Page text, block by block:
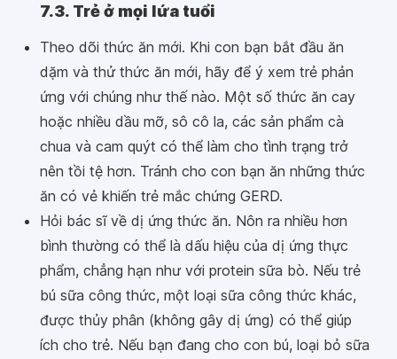
7.3. Trẻ ở mọi lứa tuổi
Theo dõi thức ăn mới. Khi con bạn bắt đầu ăn
dặm và thử thức ăn mới, hãy để ý xem trẻ phản
ứng với chúng như thế nào. Một số thức ăn cay
hoặc nhiều dầu mỡ, sô cô la, các sản phẩm cà
chua và cam quýt có thể làm cho tình trạng trở
nên tồi tệ hơn. Tránh cho con bạn ăn những thức
ăn có vẻ khiến trẻ mắc chứng GERD.
Hỏi bác sĩ về dị ứng thức ăn. Nôn ra nhiều hơn
bình thường có thể là dấu hiệu của dị ứng thực
phẩm, chẳng hạn như với protein sữa bò. Nếu trẻ
bú sữa công thức, một loại sữa công thức khác,
được thủy phân (không gây dị ứng) có thể giúp
ích cho trẻ. Nếu bạn đang cho con bú, loại bỏ sữa